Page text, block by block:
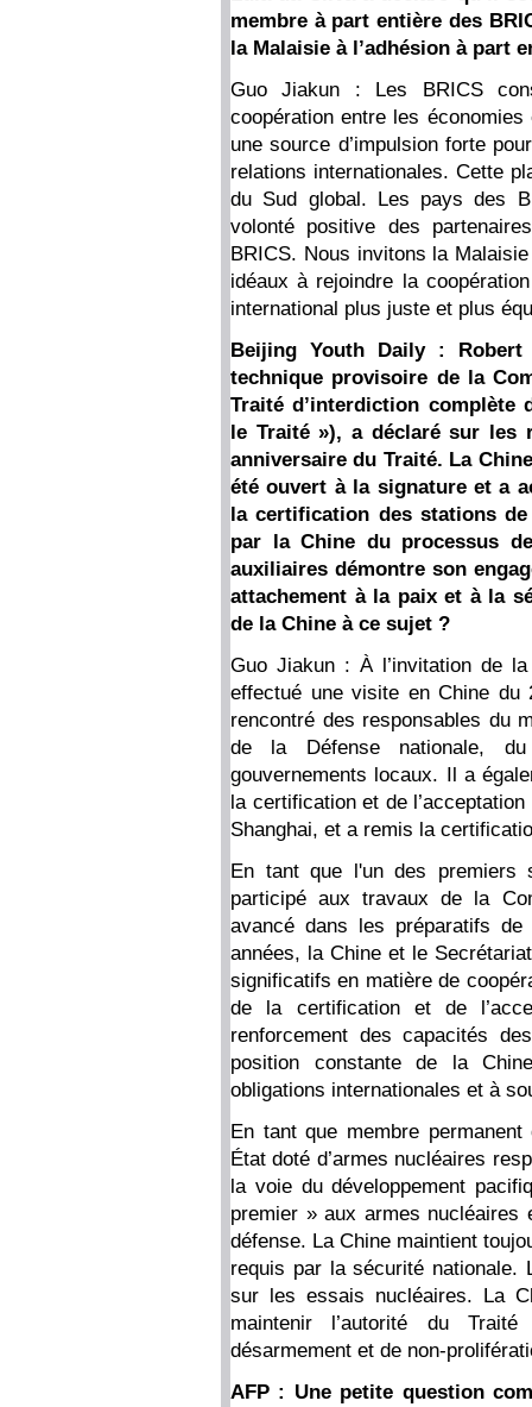
membre à part entière des
la Malaisie à l’adhésion à part
Guo Jiakun : Les BRICS
coopération entre les
une source d’impulsion forte
relations internationales. Cette
du Sud global. Les pays des
volonté positive des
BRICS. Nous invitons la
idéaux à rejoindre la
international plus juste et plus
Beijing Youth Daily : Robert
technique provisoire de la
Traité d’interdiction complète
le Traité »), a déclaré sur les
anniversaire du Traité. La
été ouvert à la signature et a
la certification des stations
par la Chine du processus
auxiliaires démontre son
attachement à la paix et à la
de la Chine à ce sujet ?
Guo Jiakun : À l’invitation de
effectué une visite en Chine
rencontré des responsables du
de la Défense nationale,
gouvernements locaux. Il a
la certification et de
Shanghai, et a remis la
En tant que l'un des premiers
participé aux travaux de la
avancé dans les préparatifs
années, la Chine et le
significatifs en matière de
de la certification et de
renforcement des capacités
position constante de la
obligations internationales et à
En tant que membre
État doté d’armes nucléaires
la voie du développement
premier » aux armes nucléaires
défense. La Chine maintient
requis par la sécurité nationale.
sur les essais nucléaires. La
maintenir l’autorité du
désarmement et de non-
AFP : Une petite question